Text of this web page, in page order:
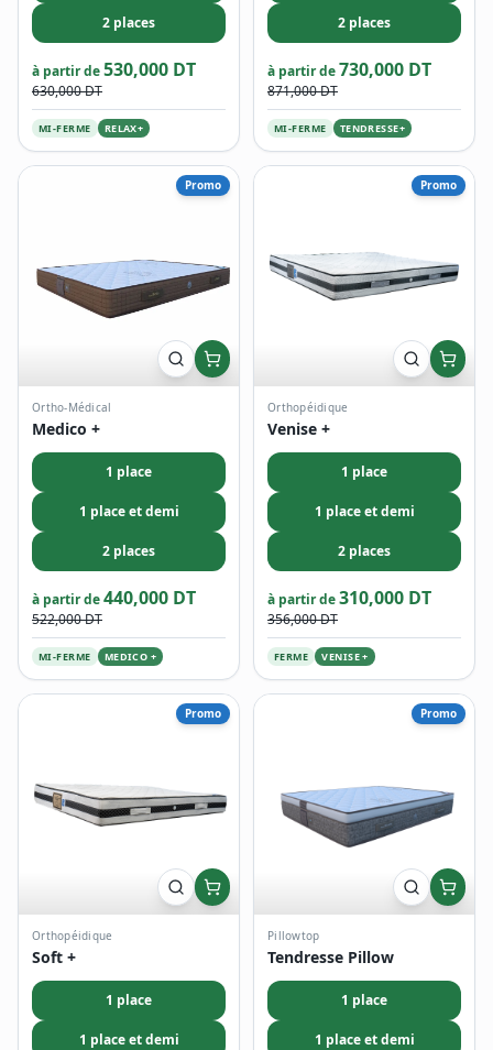
2 places
à partir de530,000 DT
630,000 DT
MI-FERME RELAX+
2 places
à partir de730,000 DT
871,000 DT
MI-FERME TENDRESSE+
Promo
Ortho-Médical
Medico +
1 place
1 place et demi
2 places
à partir de440,000 DT
522,000 DT
MI-FERME MEDICO +
Promo
Orthopéidique
Venise +
1 place
1 place et demi
2 places
à partir de310,000 DT
356,000 DT
FERME VENISE +
Promo
Orthopéidique
Soft +
1 place
1 place et demi
Promo
Pillowtop
Tendresse Pillow
1 place
1 place et demi